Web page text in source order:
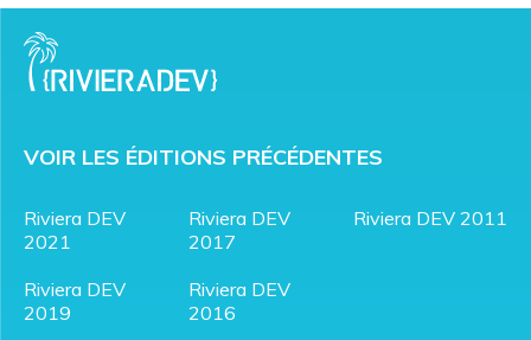
VOIR LES ÉDITIONS PRÉCÉDENTES
Riviera DEV
2021
Riviera DEV
2019
Riviera DEV
2017
Riviera DEV
2016
Riviera DEV 2011